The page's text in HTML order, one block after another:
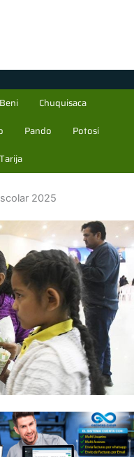
Beni
Chuquisaca
Pando
Potosí
Tarija
2025